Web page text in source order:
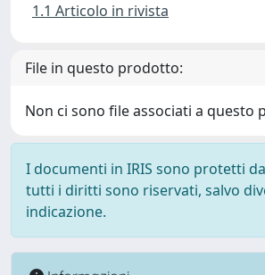
1.1 Articolo in rivista
File in questo prodotto:
Non ci sono file associati a questo
I documenti in IRIS sono protetti
tutti i diritti sono riservati, salvo
indicazione.